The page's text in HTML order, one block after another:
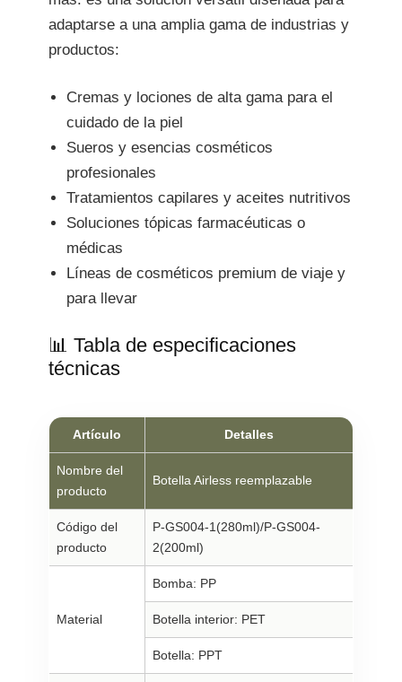
adaptarse a una amplia gama de industrias y
productos:
Cremas y lociones de alta gama para el
cuidado de la piel
Sueros y esencias cosméticos
profesionales
Tratamientos capilares y aceites nutritivos
Soluciones tópicas farmacéuticas o
médicas
Líneas de cosméticos premium de viaje y
para llevar
📊 Tabla de especificaciones
técnicas
Artículo Detalles
Nombre del
producto
Botella Airless reemplazable
Código del
producto
P-GS004-1(280ml)/P-GS004-
2(200ml)
Material
Bomba: PP
Botella interior: PET
Botella: PPT